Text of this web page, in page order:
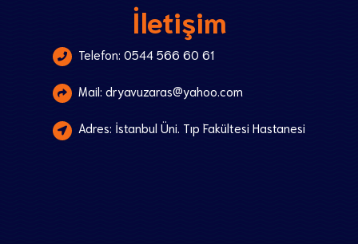
İletişim
Telefon: 0544 566 60 61
Mail: dryavuzaras@yahoo.com
Adres: İstanbul Üni. Tıp Fakültesi Hastanesi